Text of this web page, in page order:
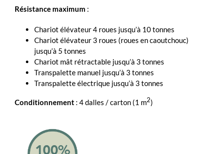
Résistance maximum :
Chariot élévateur 4 roues jusqu’à 10 tonnes
Chariot élévateur 3 roues (roues en caoutchouc)
jusqu’à 5 tonnes
Chariot mât rétractable jusqu’à 3 tonnes
Transpalette manuel jusqu’à 3 tonnes
Transpalette électrique jusqu’à 3 tonnes
Conditionnement : 4 dalles / carton (1 m2)